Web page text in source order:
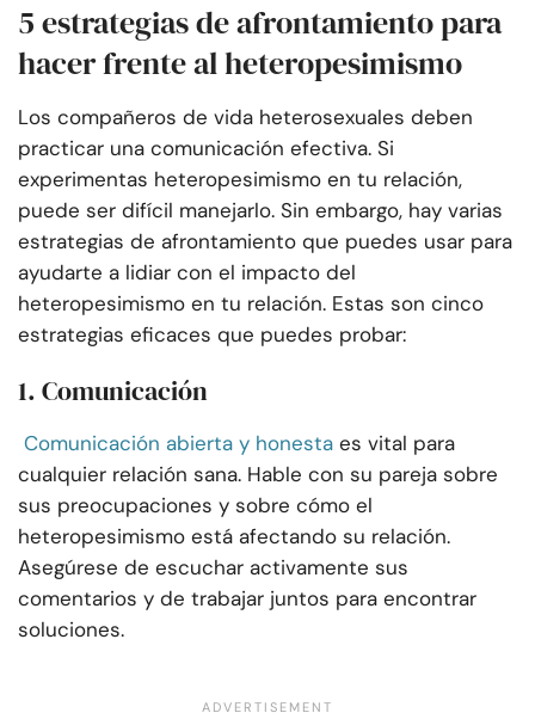
5 estrategias de afrontamiento para
hacer frente al heteropesimismo
Los compañeros de vida heterosexuales deben
practicar una comunicación efectiva. Si
experimentas heteropesimismo en tu relación,
puede ser difícil manejarlo. Sin embargo, hay varias
estrategias de afrontamiento que puedes usar para
ayudarte a lidiar con el impacto del
heteropesimismo en tu relación. Estas son cinco
estrategias eficaces que puedes probar:
1. Comunicación
Comunicación abierta y honesta es vital para
cualquier relación sana. Hable con su pareja sobre
sus preocupaciones y sobre cómo el
heteropesimismo está afectando su relación.
Asegúrese de escuchar activamente sus
comentarios y de trabajar juntos para encontrar
soluciones.